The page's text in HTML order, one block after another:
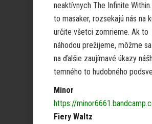
neaktívnych The Infinite
to masaker, rozsekajú nás na
určite všetci zomrieme. Ak to
náhodou prežijeme, môžme
na ďalšie zaujímavé úkazy
temného to hudobného
Minor
https://
Fiery Waltz